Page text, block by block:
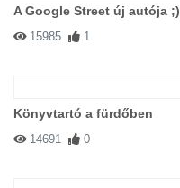
A Google Street új autója ;)
15985 1
Könyvtartó a fürdőben
14691 0